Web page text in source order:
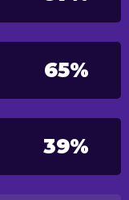
65%
39%